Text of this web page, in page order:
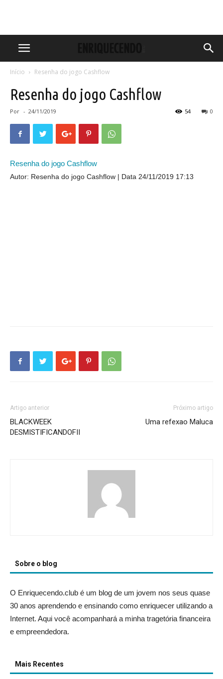
Início Resenha do jogo Cashflow
Resenha do jogo Cashflow
Por - 24/11/2019 0
54
Resenha do jogo Cashflow
Autor: Resenha do jogo Cashflow Data 24/11/2019 17:13
Artigo anterior
BLACKWEEK
DESMISTIFICANDOFII
Próximo artigo
Uma refexao Maluca
Sobre o blog
O Enriquecendo.club é um blog de um jovem nos seus quase
30 anos aprendendo e ensinando como enriquecer utilizando a
Internet. Aqui você acompanhará a minha tragetória financeira
e empreendedora.
Mais Recentes